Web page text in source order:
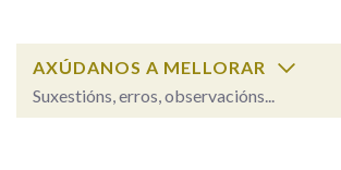
OUTRAS OPCIÓNS DE BUSCA
AXÚDANOS A MELLORAR
Suxestións, erros, observacións...